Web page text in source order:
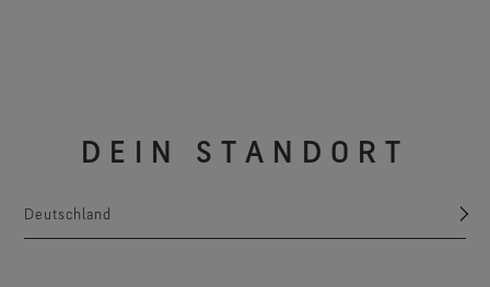
DEIN STANDORT
Deutschland